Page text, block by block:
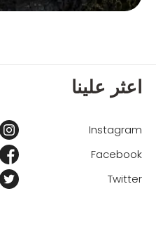
اعثر علينا
Instagram
Facebook
Twitter